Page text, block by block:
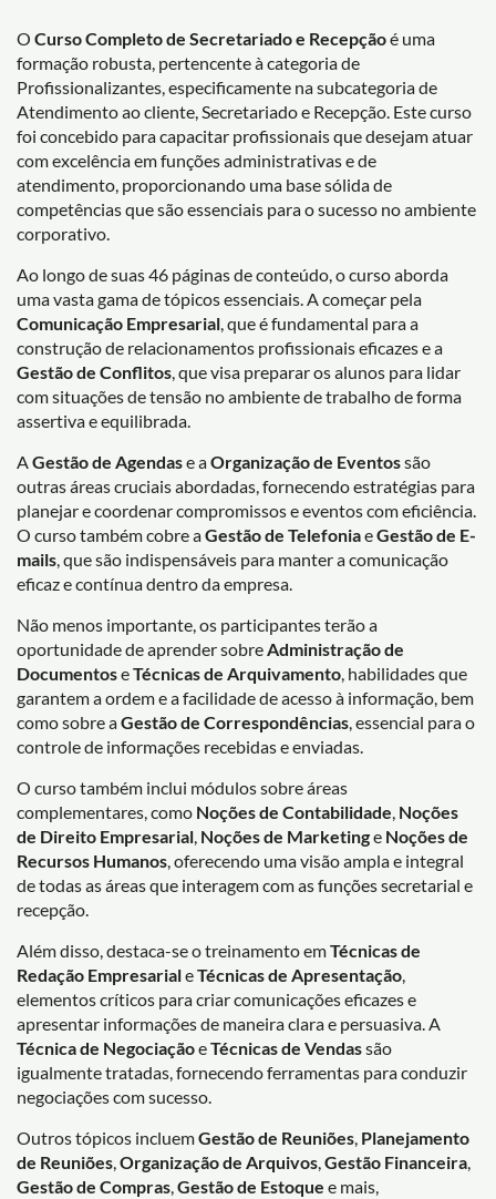
O Curso Completo de Secretariado e Recepçãoé uma
formação robusta, pertencente à categoria de
Profissionalizantes, especificamente na subcategoria de
Atendimento ao cliente, Secretariado e Recepção. Este curso
foi concebido para capacitar profissionais que desejam atuar
com excelência em funções administrativas e de
atendimento, proporcionando uma base sólida de
competências que são essenciais para o sucesso no ambiente
corporativo.
Ao longo de suas 46 páginas de conteúdo, o curso aborda
uma vasta gama de tópicos essenciais. A começar pela
Comunicação Empresarial, que é fundamental para a
construção de relacionamentos profissionais eficazes e a
Gestão de Conflitos, que visa preparar os alunos para lidar
com situações de tensão no ambiente de trabalho de forma
assertiva e equilibrada.
AGestão de Agendase aOrganização de Eventossão
outras áreas cruciais abordadas, fornecendo estratégias para
planejar e coordenar compromissos e eventos com eficiência.
O curso também cobre aGestão de TelefoniaeGestão de E-
mails, que são indispensáveis para manter a comunicação
eficaz e contínua dentro da empresa.
Não menos importante, os participantes terão a
oportunidade de aprender sobreAdministração de
DocumentoseTécnicas de Arquivamento, habilidades que
garantem a ordem e a facilidade de acesso à informação, bem
como sobre aGestão de Correspondências, essencial para o
controle de informações recebidas e enviadas.
O curso também inclui módulos sobre áreas
complementares, como Noções de Contabilidade, Noções
de Direito Empresarial, Noções de Marketinge Noções de
Recursos Humanos, oferecendo uma visão ampla e integral
de todas as áreas que interagem com as funções secretarial e
recepção.
Além disso, destaca-se o treinamento emTécnicas de
Redação EmpresarialeTécnicas de Apresentação,
elementos críticos para criar comunicações eficazes e
apresentar informações de maneira clara e persuasiva. A
Técnica de NegociaçãoeTécnicas de Vendassão
igualmente tratadas, fornecendo ferramentas para conduzir
negociações com sucesso.
Outros tópicos incluemGestão de Reuniões, Planejamento
de Reuniões,Organização de Arquivos,Gestão Financeira,
Gestão de Compras,Gestão de Estoque e mais,